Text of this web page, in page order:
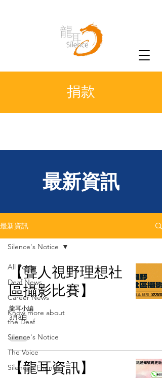
捐款
​最新資訊
最新資訊
All Posts
Deaf News
Career News
Know more about
the Deaf
Silence's Notice
The Voice
Silence’s Friends
Silence's Notice
【聾人視野理想社
區攝影比賽】
龍耳小編
3月8日
【龍耳資訊】